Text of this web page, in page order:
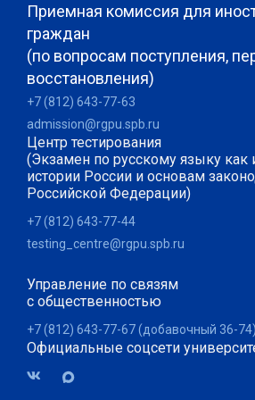
Приемная комиссия для
граждан
(по вопросам поступления,
восстановления)
+7 (812) 643-77-63
admission@rgpu.spb.ru
Центр тестирования
(Экзамен по русскому языку как
истории России и основам
Российской Федерации)
+7 (812) 643-77-44
testing_centre@rgpu.spb.ru
Управление по связям
с общественностью
+7 (812) 643-77-67 (добавочный 36-74)
Официальные соцсети